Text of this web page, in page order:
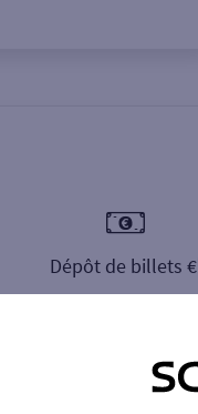
Dépôt de billets €